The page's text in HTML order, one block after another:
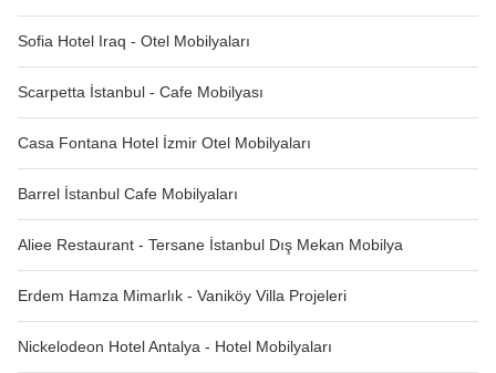
Sofia Hotel Iraq - Otel Mobilyaları
Scarpetta İstanbul - Cafe Mobilyası
Casa Fontana Hotel İzmir Otel Mobilyaları
Barrel İstanbul Cafe Mobilyaları
Aliee Restaurant - Tersane İstanbul Dış Mekan Mobilya
Erdem Hamza Mimarlık - Vaniköy Villa Projeleri
Nickelodeon Hotel Antalya - Hotel Mobilyaları